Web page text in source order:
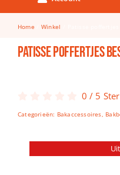
Keuken & Tafelen
Kinderfietsen
Knutselen
Spellen
Puzzels
Home Winkel
Patisse poffertjes
0 / 5
Categorieën: Bakaccessoires,